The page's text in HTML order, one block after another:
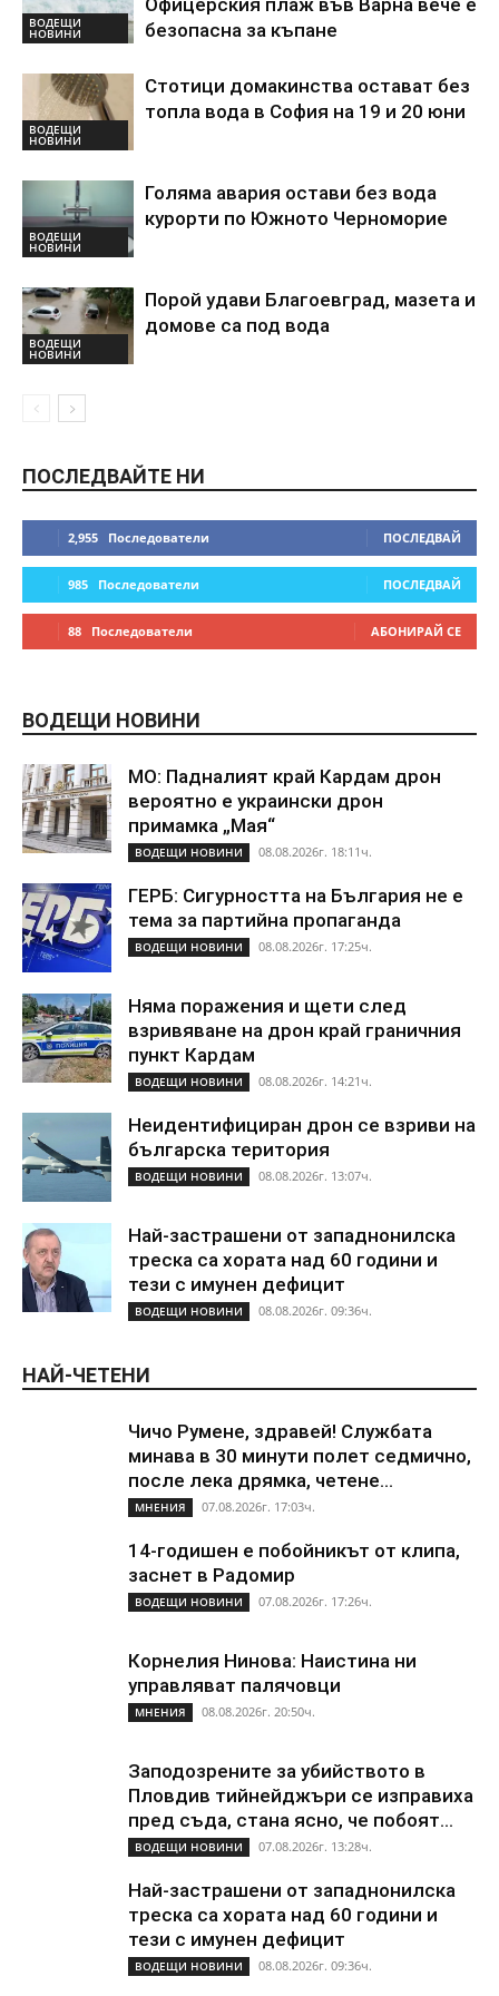
ВОДЕЩИ
НОВИНИ
Офицерския плаж във Варна вече е
безопасна за къпане
ВОДЕЩИ
НОВИНИ
Стотици домакинства остават без
топла вода в София на 19 и 20 юни
ВОДЕЩИ
НОВИНИ
Голяма авария остави без вода
курорти по Южното Черноморие
ВОДЕЩИ
НОВИНИ
Порой удави Благоевград, мазета и
домове са под вода
ПОСЛЕДВАЙТЕ НИ
2,955 Последователи ПОСЛЕДВАЙ
985 Последователи ПОСЛЕДВАЙ
88 Последователи АБОНИРАЙ СЕ
ВОДЕЩИ НОВИНИ
МО: Падналият край Кардам дрон
вероятно е украински дрон
примамка „Мая“
ВОДЕЩИ НОВИНИ 08.08.2026г. 18:11ч.
ГЕРБ: Сигурността на България не е
тема за партийна пропаганда
ВОДЕЩИ НОВИНИ 08.08.2026г. 17:25ч.
Няма поражения и щети след
взривяване на дрон край граничния
пункт Кардам
ВОДЕЩИ НОВИНИ 08.08.2026г. 14:21ч.
Неидентифициран дрон се взриви на
българска територия
ВОДЕЩИ НОВИНИ 08.08.2026г. 13:07ч.
Най-застрашени от западнонилска
треска са хората над 60 години и
тези с имунен дефицит
ВОДЕЩИ НОВИНИ 08.08.2026г. 09:36ч.
НАЙ-ЧЕТЕНИ
Чичо Румене, здравей! Службата
минава в 30 минути полет седмично,
после лека дрямка, четене...
МНЕНИЯ 07.08.2026г. 17:03ч.
14-годишен е побойникът от клипа,
заснет в Радомир
ВОДЕЩИ НОВИНИ 07.08.2026г. 17:26ч.
Корнелия Нинова: Наистина ни
управляват палячовци
МНЕНИЯ 08.08.2026г. 20:50ч.
Заподозрените за убийството в
Пловдив тийнейджъри се изправиха
пред съда, стана ясно, че побоят...
ВОДЕЩИ НОВИНИ 07.08.2026г. 13:28ч.
Най-застрашени от западнонилска
треска са хората над 60 години и
тези с имунен дефицит
ВОДЕЩИ НОВИНИ 08.08.2026г. 09:36ч.